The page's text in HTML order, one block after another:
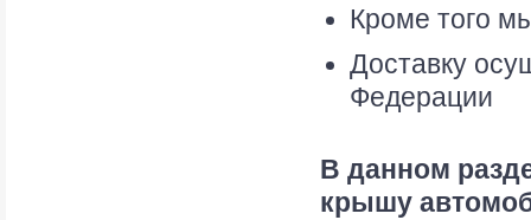
Кроме того
Доставку
Федерации
В данном
крышу